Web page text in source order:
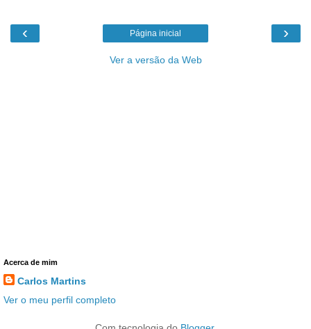
‹ ›
Página inicial
Ver a versão da Web
Acerca de mim
Carlos Martins
Ver o meu perfil completo